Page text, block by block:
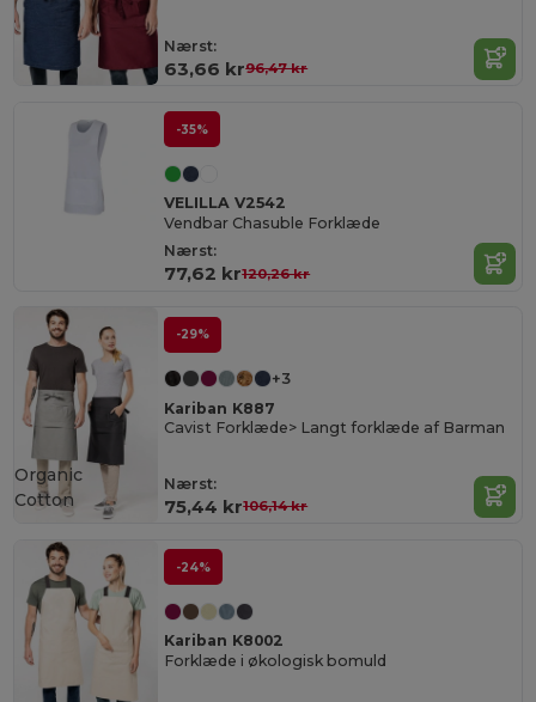
Nærst:
63,66 kr96,47 kr
-35%
VELILLA V2542
Vendbar Chasuble Forklæde
Nærst:
77,62 kr120,26 kr
-29%
+3
Kariban K887
Cavist Forklæde> Langt forklæde af Barman
Nærst:
75,44 kr106,14 kr
Organic
Cotton
-24%
Kariban K8002
Forklæde i økologisk bomuld